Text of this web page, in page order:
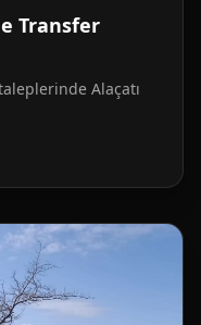
Transfer
Alaçatı